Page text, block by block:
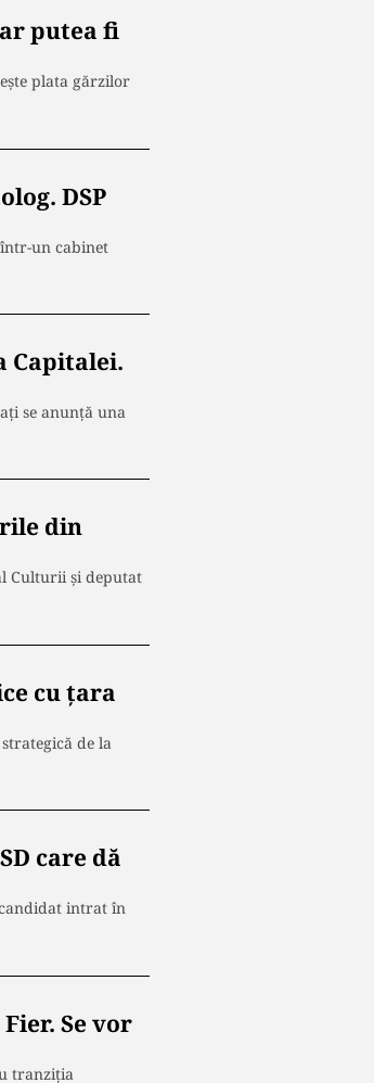
putea fi
plata gărzilor
DSP
un cabinet
Capitalei.
se anunță una
din
Culturii și deputat
cu țara
de la
care dă
intrat în
Se vor
tranziția